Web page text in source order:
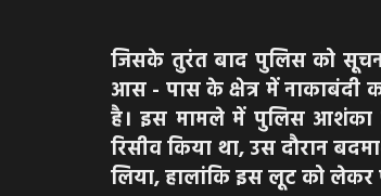
जिसके तुरंत बाद पुलिस को
आस - पास के क्षेत्र में नाकाबंदी
है। इस मामले में पुलिस आशंका
रिसीव किया था, उस दौरान
लिया, हालांकि इस लूट को